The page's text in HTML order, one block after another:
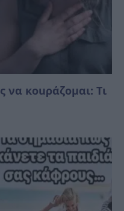
κοuράζομαι: Τι